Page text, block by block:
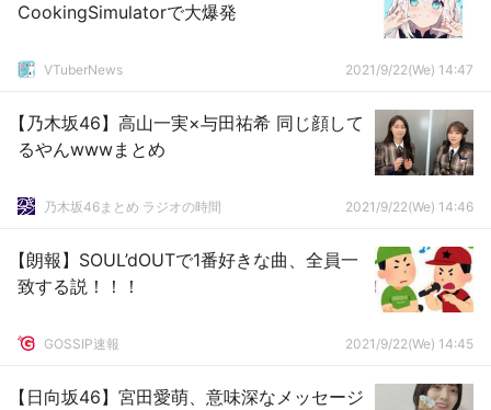
CookingSimulatorで大爆発
VTuberNews 2021/9/22(We) 14:47
【乃木坂46】高山一実×与田祐希 同じ顔して
るやんwwwまとめ
乃木坂46まとめ ラジオの時間 2021/9/22(We) 14:46
【朗報】SOUL’dOUTで1番好きな曲、全員一
致する説！！！
GOSSIP速報 2021/9/22(We) 14:45
【日向坂46】宮田愛萌、意味深なメッセージ